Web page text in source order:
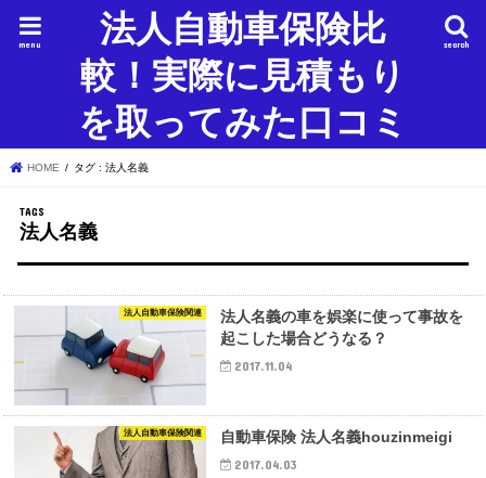
法人自動車保険比
較！実際に見積もり
を取ってみた口コミ
search
menu
HOME タグ : 法人名義
法人名義
法人自動車保険関連
法人名義の車を娯楽に使って事故を
起こした場合どうなる？
2017.11.04
法人自動車保険関連 自動車保険 法人名義houzinmeigi
2017.04.03